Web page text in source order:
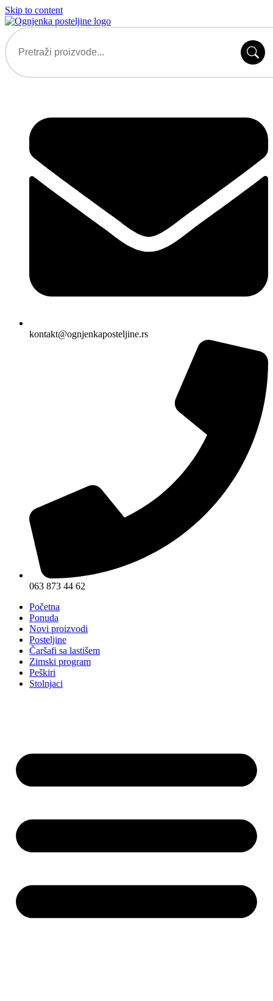
Skip to content
kontakt@ognjenkaposteljine.rs
063 873 44 62
Početna
Ponuda
Novi proizvodi
Posteljine
Čaršafi sa lastišem
Zimski program
Peškiri
Stolnjaci